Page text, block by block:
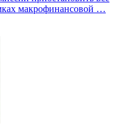
макрофинансовой …